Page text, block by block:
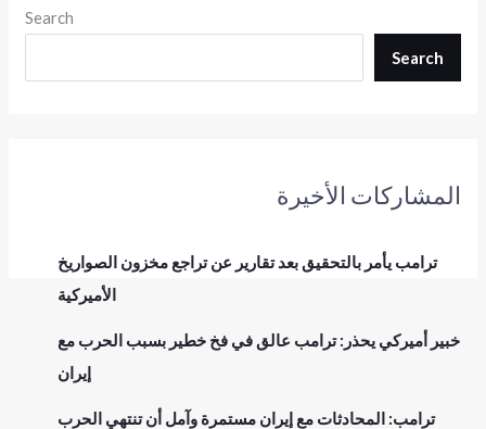
Search
Search
المشاركات الأخيرة
ترامب يأمر بالتحقيق بعد تقارير عن تراجع مخزون الصواريخ
الأميركية
خبير أميركي يحذر: ترامب عالق في فخ خطير بسبب الحرب مع
إيران
ترامب: المحادثات مع إيران مستمرة وآمل أن تنتهي الحرب